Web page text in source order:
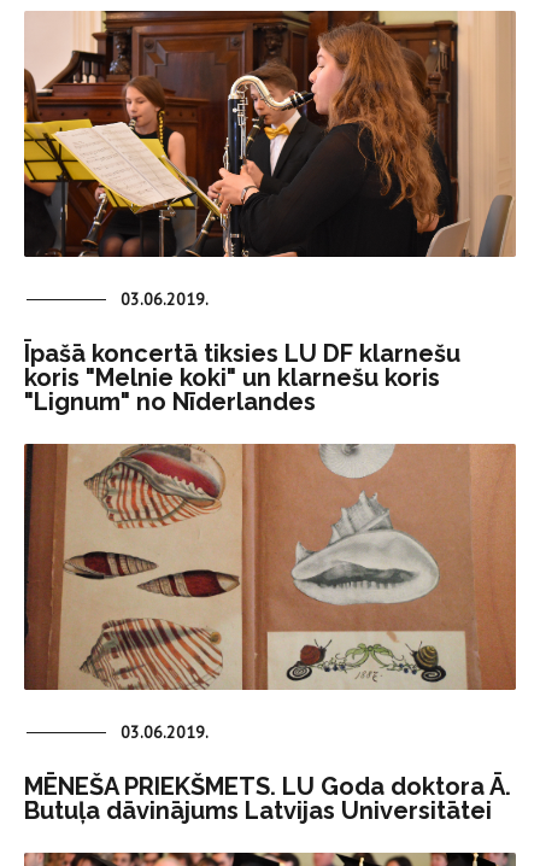
03.06.2019.
Īpašā koncertā tiksies LU DF klarnešu
koris "Melnie koki" un klarnešu koris
"Lignum" no Nīderlandes
03.06.2019.
MĒNEŠA PRIEKŠMETS. LU Goda doktora Ā.
Butuļa dāvinājums Latvijas Universitātei